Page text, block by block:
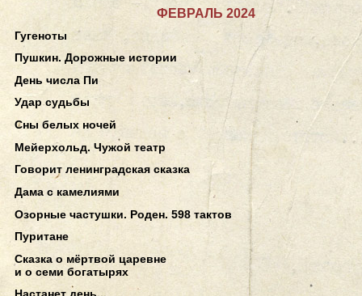
ФЕВРАЛЬ 2024
Гугеноты
Пушкин. Дорожные истории
День числа Пи
Удар судьбы
Сны белых ночей
Мейерхольд. Чужой театр
Говорит ленинградская сказка
Дама с камелиями
Озорные частушки. Роден. 598 тактов
Пуритане
Сказка о мёртвой царевне
и о семи богатырях